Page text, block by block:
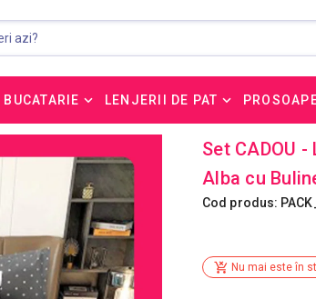
BUCATARIE LENJERII DE PAT
Set CADOU
Alba cu
Cod produs:
Nu mai este în